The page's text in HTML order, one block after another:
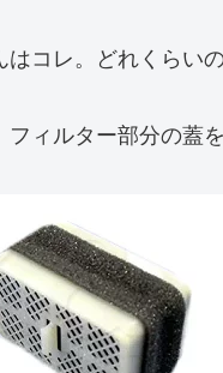
はコレ。どれくらい
フィルター部分の蓋